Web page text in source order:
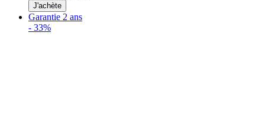
J'achète
Garantie 2 ans
- 33%